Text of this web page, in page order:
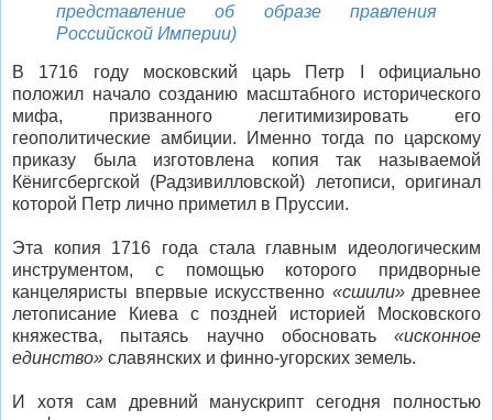
представление об образе правления
Российской Империи)
В 1716 году московский царь Петр I официально
положил начало созданию масштабного исторического
мифа, призванного легитимизировать его
геополитические амбиции. Именно тогда по царскому
приказу была изготовлена копия так называемой
Кёнигсбергской (Радзивилловской) летописи, оригинал
которой Петр лично приметил в Пруссии.
Эта копия 1716 года стала главным идеологическим
инструментом, с помощью которого придворные
канцеляристы впервые искусственно «сшили»древнее
летописание Киева с поздней историей Московского
княжества, пытаясь научно обосновать «исконное
единство» славянских и финно-угорских земель.
И хотя сам древний манускрипт сегодня полностью